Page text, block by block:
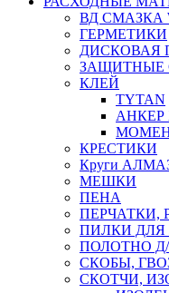
ВД СМАЗКА
ГЕРМЕТИКИ
ДИСКОВАЯ
ЗАЩИТНЫЕ
КЛЕЙ
TYTAN
КРЕСТИКИ
Круги
МЕШКИ
ПЕНА
ПЕРЧАТКИ,
ПИЛКИ ДЛЯ
ПОЛОТНО
СКОБЫ,
СКОТЧИ,